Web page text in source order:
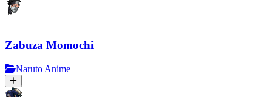
Zabuza Momochi
Naruto Anime